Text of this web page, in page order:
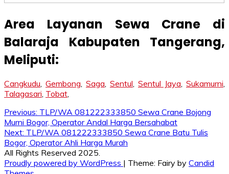
Area Layanan Sewa Crane di
Balaraja Kabupaten Tangerang,
Meliputi:
Cangkudu, Gembong, Saga, Sentul, Sentul Jaya, Sukamurni,
Talagasari, Tobat,
Post
navigation
Previous: TLP/WA 081222333850 Sewa Crane Bojong
Murni Bogor, Operator Andal Harga Bersahabat
Next: TLP/WA 081222333850 Sewa Crane Batu Tulis
Bogor, Operator Ahli Harga Murah
All Rights Reserved 2025.
Proudly powered by WordPress | Theme: Fairy by Candid